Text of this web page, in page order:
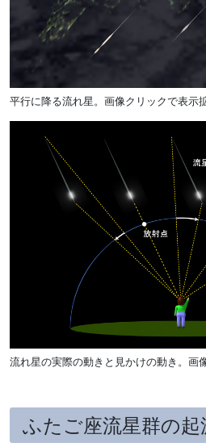
平行に降る流れ星。画像クリックで表示拡
流れ星の実際の動きと見かけの動き。画
ふたご座流星群の起